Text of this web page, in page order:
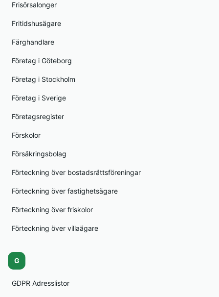
Frisörsalonger
Fritidshusägare
Färghandlare
Företag i Göteborg
Företag i Stockholm
Företag i Sverige
Företagsregister
Förskolor
Försäkringsbolag
Förteckning över bostadsrättsföreningar
Förteckning över fastighetsägare
Förteckning över friskolor
Förteckning över villaägare
G
GDPR Adresslistor